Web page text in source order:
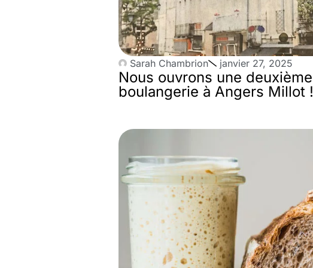
Sarah Chambrion janvier 27, 2025
Nous ouvrons une deuxième
boulangerie à Angers Millot !